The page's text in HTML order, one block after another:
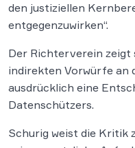
den justiziellen
entgegenzuwirken“.
Der Richterverein zeigt
indirekten Vorwürfe an
ausdrücklich eine
Datenschützers.
Schurig weist die Kritik